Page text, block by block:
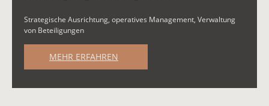
Strategische Ausrichtung, operatives Management, Verwaltung
von Beteiligungen
MEHR ERFAHREN